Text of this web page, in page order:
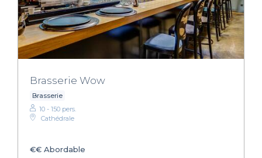
Brasserie Wow
Brasserie
10 - 150 pers.
Cathédrale
€€ Abordable